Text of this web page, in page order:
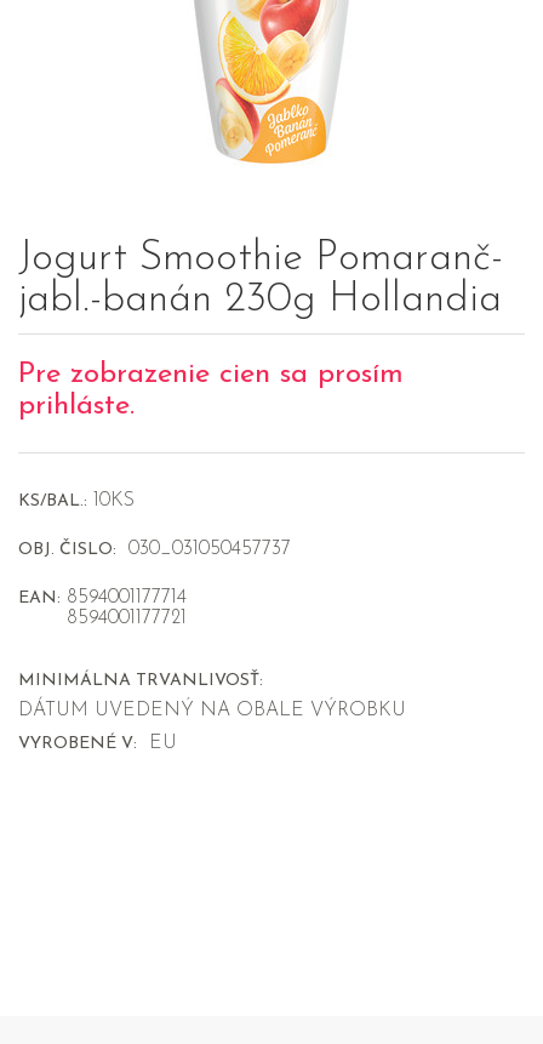
Jogurt Smoothie Pomaranč-
jabl.-banán 230g Hollandia
Pre zobrazenie cien sa prosím
prihláste.
KS/BAL.: 10KS
OBJ. ČISLO: 030_031050457737
EAN: 8594001177714
8594001177721
MINIMÁLNA TRVANLIVOSŤ:
DÁTUM UVEDENÝ NA OBALE VÝROBKU
VYROBENÉ V: EU